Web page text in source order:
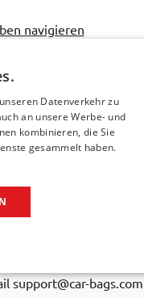
navigieren
nicht
zu finden.
atque ea quia debitis
support@car-bags.com
Datenverkehr zu
an unsere Werbe- und
kombinieren, die Sie
gesammelt haben.